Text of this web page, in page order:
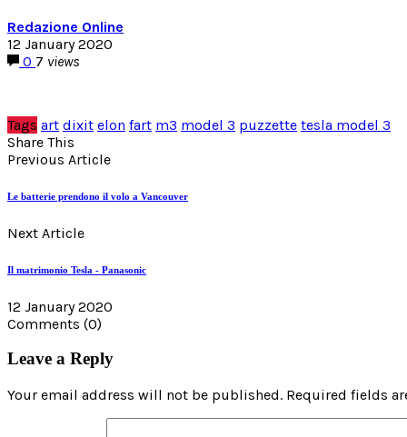
Redazione Online
12 January 2020
0 7 views
Tags art dixit elon fart m3 model 3 puzzette tesla model 3
Share This
Previous Article
Le batterie prendono il volo a Vancouver
Next Article
Il matrimonio Tesla - Panasonic
12 January 2020
Comments (0)
Leave a Reply
Your email address will not be published. Required fields